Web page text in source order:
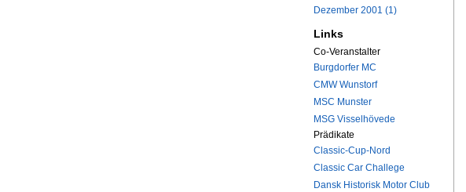
Dezember 2001 (1)
Links
Co-Veranstalter
Burgdorfer MC
CMW Wunstorf
MSC Munster
MSG Visselhövede
Prädikate
Classic-Cup-Nord
Classic Car Challege
Dansk Historisk Motor Club